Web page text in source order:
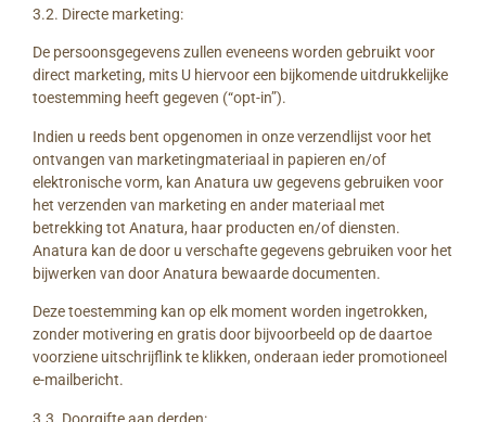
3.2. Directe marketing:
De persoonsgegevens zullen eveneens worden gebruikt voor
direct marketing, mits U hiervoor een bijkomende uitdrukkelijke
toestemming heeft gegeven (“opt-in”).
Indien u reeds bent opgenomen in onze verzendlijst voor het
ontvangen van marketingmateriaal in papieren en/of
elektronische vorm, kan Anatura uw gegevens gebruiken voor
het verzenden van marketing en ander materiaal met
betrekking tot Anatura, haar producten en/of diensten.
Anatura kan de door u verschafte gegevens gebruiken voor het
bijwerken van door Anatura bewaarde documenten.
Deze toestemming kan op elk moment worden ingetrokken,
zonder motivering en gratis door bijvoorbeeld op de daartoe
voorziene uitschrijflink te klikken, onderaan ieder promotioneel
e-mailbericht.
3.3. Doorgifte aan derden: